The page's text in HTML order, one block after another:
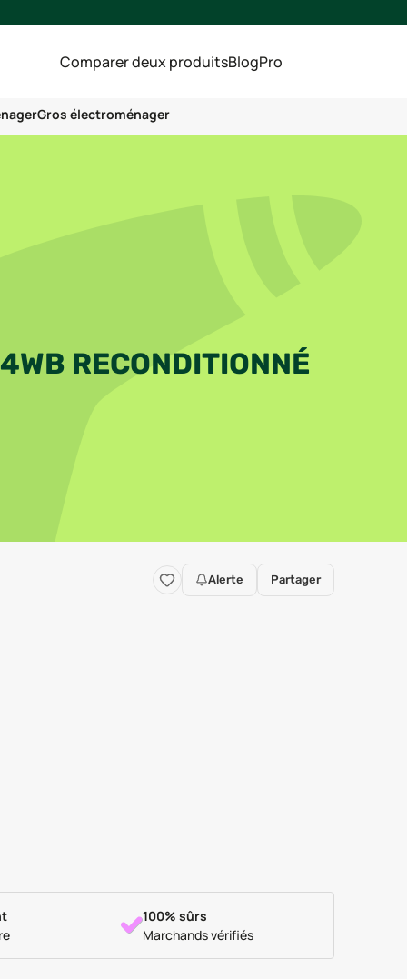
Comparer deux produitsBlogPro
Gros électroménager
RECONDITIONNÉ
Alerte Partager
100% sûrs
Marchands vérifiés